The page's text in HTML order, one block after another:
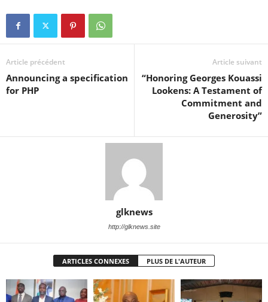
Article précédent
Announcing a specification
for PHP
Article suivant
“Honoring Georges Kouassi
Lookens: A Testament of
Commitment and
Generosity”
glknews
http://glknews.site
ARTICLES CONNEXES PLUS DE L'AUTEUR